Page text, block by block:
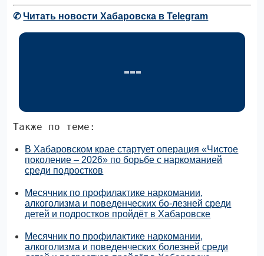
✆Читать новости Хабаровска в Telegram
Также по теме:
В Хабаровском крае стартует операция «Чистое
поколение – 2026» по борьбе с наркоманией
среди подростков
Месячник по профилактике наркомании,
алкоголизма и поведенческих бо-лезней среди
детей и подростков пройдёт в Хабаровске
Месячник по профилактике наркомании,
алкоголизма и поведенческих болезней среди